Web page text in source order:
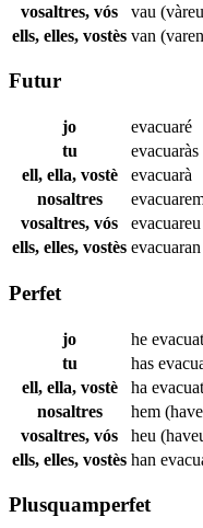
vosaltres, vós
vau
ells, elles, vostès van
Futur
jo
evacuaré
tu
evacuaràs
ell, ella, vostè
evacuarà
nosaltres
vosaltres, vós
evacuareu
ells, elles, vostès evacuaran
Perfet
jo he evacuat
tu
has
ell, ella, vostè
ha evacuat
nosaltres
hem
vosaltres, vós
heu
ells, elles, vostès han
Plusquamperfet